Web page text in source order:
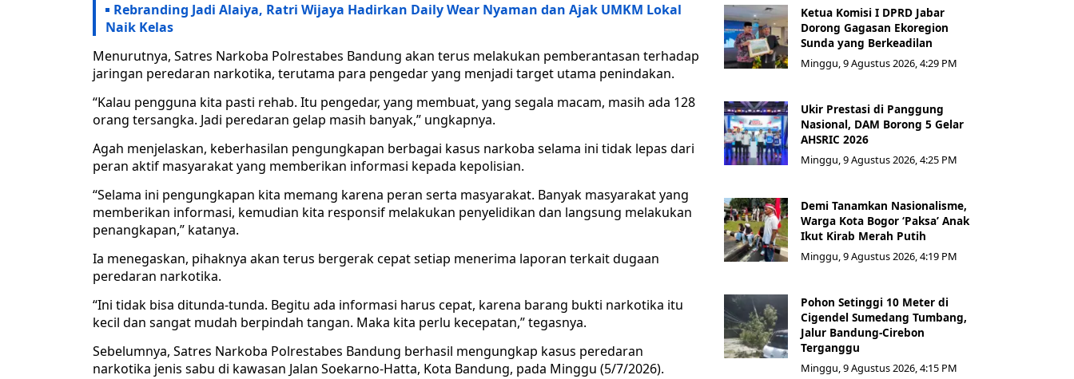
Rebranding Jadi Alaiya, Ratri Wijaya Hadirkan Daily Wear Nyaman dan Ajak UMKM Lokal
Naik Kelas
Menurutnya, Satres Narkoba Polrestabes Bandung akan terus melakukan pemberantasan terhadap
jaringan peredaran narkotika, terutama para pengedar yang menjadi target utama penindakan.
“Kalau pengguna kita pasti rehab. Itu pengedar, yang membuat, yang segala macam, masih ada 128
orang tersangka. Jadi peredaran gelap masih banyak,” ungkapnya.
Agah menjelaskan, keberhasilan pengungkapan berbagai kasus narkoba selama ini tidak lepas dari
peran aktif masyarakat yang memberikan informasi kepada kepolisian.
“Selama ini pengungkapan kita memang karena peran serta masyarakat. Banyak masyarakat yang
memberikan informasi, kemudian kita responsif melakukan penyelidikan dan langsung melakukan
penangkapan,” katanya.
Ia menegaskan, pihaknya akan terus bergerak cepat setiap menerima laporan terkait dugaan
peredaran narkotika.
“Ini tidak bisa ditunda-tunda. Begitu ada informasi harus cepat, karena barang bukti narkotika itu
kecil dan sangat mudah berpindah tangan. Maka kita perlu kecepatan,” tegasnya.
Sebelumnya, Satres Narkoba Polrestabes Bandung berhasil mengungkap kasus peredaran
narkotika jenis sabu di kawasan Jalan Soekarno-Hatta, Kota Bandung, pada Minggu (5/7/2026).
Ketua Komisi I DPRD Jabar
Dorong Gagasan Ekoregion
Sunda yang Berkeadilan
Minggu, 9 Agustus 2026, 4:29 PM
Ukir Prestasi di Panggung
Nasional, DAM Borong 5 Gelar
AHSRIC 2026
Minggu, 9 Agustus 2026, 4:25 PM
Demi Tanamkan Nasionalisme,
Warga Kota Bogor ‘Paksa’ Anak
Ikut Kirab Merah Putih
Minggu, 9 Agustus 2026, 4:19 PM
Pohon Setinggi 10 Meter di
Cigendel Sumedang Tumbang,
Jalur Bandung-Cirebon
Terganggu
Minggu, 9 Agustus 2026, 4:15 PM